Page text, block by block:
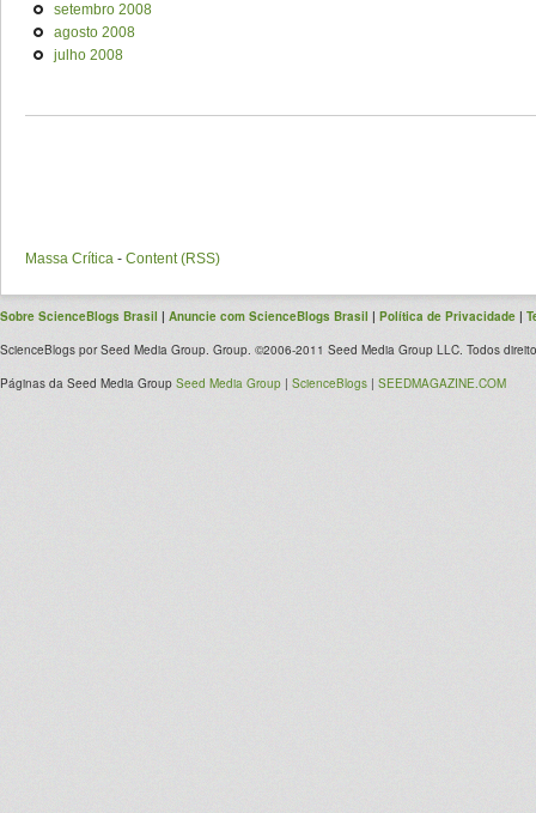
setembro 2008
agosto 2008
julho 2008
Massa Crítica - Content (RSS)
Sobre ScienceBlogs Brasil | Anuncie com ScienceBlogs Brasil | Política de Privacidade |
ScienceBlogs por Seed Media Group. Group. ©2006-2011 Seed Media Group LLC. Todos
Páginas da Seed Media Group Seed Media Group | ScienceBlogs | SEEDMAGAZINE.COM